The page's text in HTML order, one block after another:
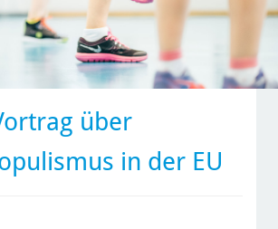
über
in der EU